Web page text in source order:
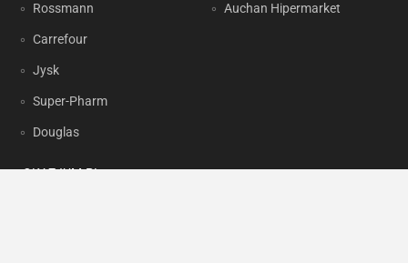
Rossmann
Carrefour
Jysk
Super-Pharm
Douglas
Auchan Hipermarket
OKAZJUM.PL